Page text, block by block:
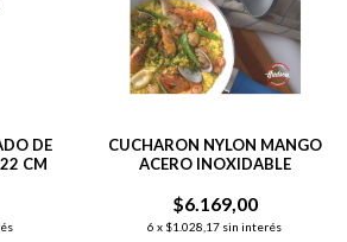
DE
CM
CUCHARON NYLON MANGO
ACERO INOXIDABLE
$6.169,00
6 x $1.028,17 sin interés